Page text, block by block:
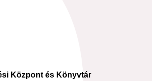
Központ és Könyvtár